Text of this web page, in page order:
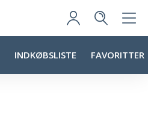
INDKØBSLISTE FAVORITTER